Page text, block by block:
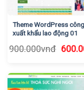
Theme WordPress
xuất khẩu lao động 01
900.000vnđ Giá